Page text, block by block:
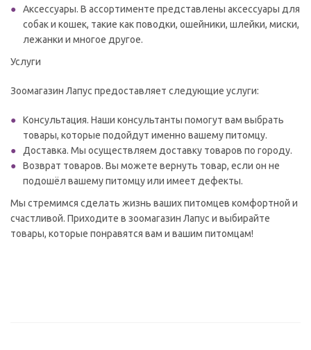
Аксессуары. В ассортименте представлены аксессуары для
собак и кошек, такие как поводки, ошейники, шлейки, миски,
лежанки и многое другое.
Услуги
Зоомагазин Лапус предоставляет следующие услуги:
Консультация. Наши консультанты помогут вам выбрать
товары, которые подойдут именно вашему питомцу.
Доставка. Мы осуществляем доставку товаров по городу.
Возврат товаров. Вы можете вернуть товар, если он не
подошёл вашему питомцу или имеет дефекты.
Мы стремимся сделать жизнь ваших питомцев комфортной и
счастливой. Приходите в зоомагазин Лапус и выбирайте
товары, которые понравятся вам и вашим питомцам!